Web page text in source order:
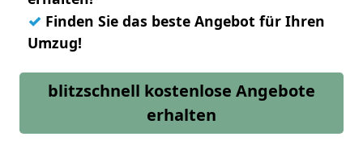
✓ Finden Sie das beste Angebot für Ihren
Umzug!
blitzschnell kostenlose Angebote
erhalten